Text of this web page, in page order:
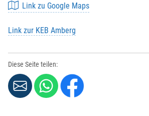
E-Mail*:
Vorname*:
Nachname * :
Link zu Google Maps
Link zur KEB Amberg
Diese Seite teilen: